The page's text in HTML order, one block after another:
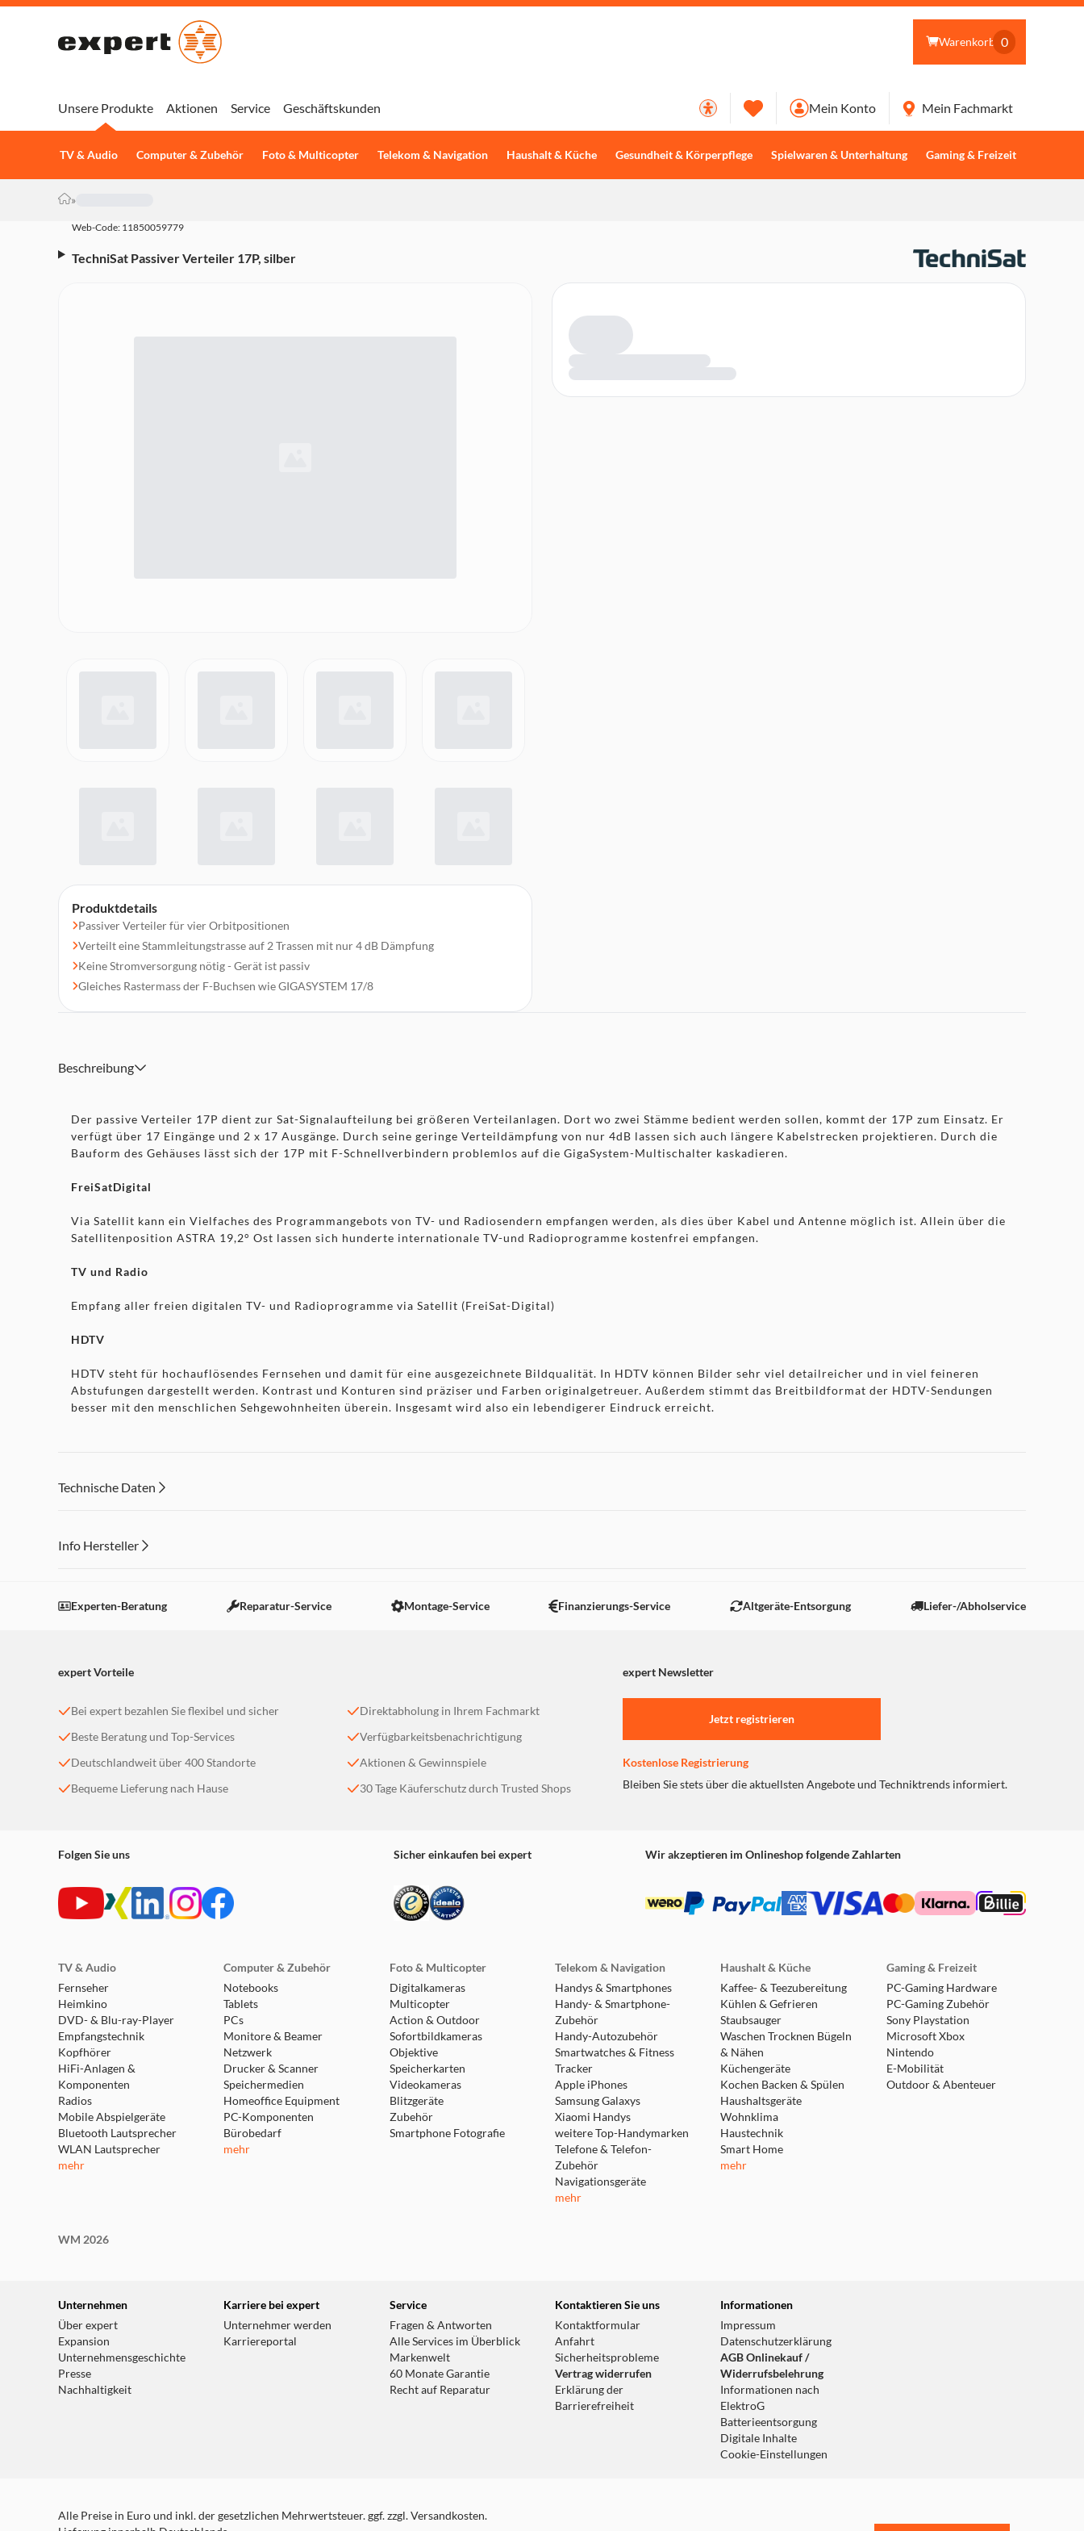
Warenkorb 0
Unsere Produkte
TV & Audio Computer & Zubehör Foto & Multicopter Telekom & Navigation Haushalt & Küche Gesundheit & Körperpflege Spielwaren & Unterhaltung Gaming & Freizeit
Aktionen Service Geschäftskunden Mein Konto Mein Fachmarkt
»
Web-Code: 11850059779
TechniSat Passiver Verteiler 17P, silber
Produktdetails
Passiver Verteiler für vier Orbitpositionen
Verteilt eine Stammleitungstrasse auf 2 Trassen mit nur 4 dB Dämpfung
Keine Stromversorgung nötig - Gerät ist passiv
Gleiches Rastermass der F-Buchsen wie GIGASYSTEM 17/8
Beschreibung
Der passive Verteiler 17P dient zur Sat-Signalaufteilung bei größeren Verteilanlagen. Dort wo zwei Stämme bedient werden sollen, kommt der 17P zum Einsatz. Er
verfügt über 17 Eingänge und 2 x 17 Ausgänge. Durch seine geringe Verteildämpfung von nur 4dB lassen sich auch längere Kabelstrecken projektieren. Durch die
Bauform des Gehäuses lässt sich der 17P mit F-Schnellverbindern problemlos auf die GigaSystem-Multischalter kaskadieren.
FreiSatDigital
Via Satellit kann ein Vielfaches des Programmangebots von TV- und Radiosendern empfangen werden, als dies über Kabel und Antenne möglich ist. Allein über die
Satellitenposition ASTRA 19,2° Ost lassen sich hunderte internationale TV-und Radioprogramme kostenfrei empfangen.
TV und Radio
Empfang aller freien digitalen TV- und Radioprogramme via Satellit (FreiSat-Digital)
HDTV
HDTV steht für hochauflösendes Fernsehen und damit für eine ausgezeichnete Bildqualität. In HDTV können Bilder sehr viel detailreicher und in viel feineren
Abstufungen dargestellt werden. Kontrast und Konturen sind präziser und Farben originalgetreuer. Außerdem stimmt das Breitbildformat der HDTV-Sendungen
besser mit den menschlichen Sehgewohnheiten überein. Insgesamt wird also ein lebendigerer Eindruck erreicht.
Technische Daten
Info Hersteller
Einstellungen anpassen
Experten-Beratung Reparatur-Service Montage-Service Finanzierungs-Service Altgeräte-Entsorgung Liefer-/Abholservice
expert Vorteile expert Newsletter
Bei expert bezahlen Sie flexibel und sicher
Beste Beratung und Top-Services
Deutschlandweit über 400 Standorte
Bequeme Lieferung nach Hause
Direktabholung in Ihrem Fachmarkt
Verfügbarkeitsbenachrichtigung
Aktionen & Gewinnspiele
30 Tage Käuferschutz durch Trusted Shops
Jetzt registrieren
Kostenlose Registrierung
Bleiben Sie stets über die aktuellsten Angebote und Techniktrends informiert.
Folgen Sie uns Sicher einkaufen bei expert Wir akzeptieren im Onlineshop folgende Zahlarten
TV & Audio
Fernseher
Heimkino
DVD- & Blu-ray-Player
Empfangstechnik
Kopfhörer
HiFi-Anlagen &
Komponenten
Radios
Mobile Abspielgeräte
Bluetooth Lautsprecher
WLAN Lautsprecher
mehr
Computer & Zubehör
Notebooks
Tablets
PCs
Monitore & Beamer
Netzwerk
Drucker & Scanner
Speichermedien
Homeoffice Equipment
PC-Komponenten
Bürobedarf
mehr
Foto & Multicopter
Digitalkameras
Multicopter
Action & Outdoor
Sofortbildkameras
Objektive
Speicherkarten
Videokameras
Blitzgeräte
Zubehör
Smartphone Fotografie
Telekom & Navigation
Handys & Smartphones
Handy- & Smartphone-
Zubehör
Handy-Autozubehör
Smartwatches & Fitness
Tracker
Apple iPhones
Samsung Galaxys
Xiaomi Handys
weitere Top-Handymarken
Telefone & Telefon-
Zubehör
Navigationsgeräte
mehr
Haushalt & Küche
Kaffee- & Teezubereitung
Kühlen & Gefrieren
Staubsauger
Waschen Trocknen Bügeln
& Nähen
Küchengeräte
Kochen Backen & Spülen
Haushaltsgeräte
Wohnklima
Haustechnik
Smart Home
mehr
Gaming & Freizeit
PC-Gaming Hardware
PC-Gaming Zubehör
Sony Playstation
Microsoft Xbox
Nintendo
E-Mobilität
Outdoor & Abenteuer
WM 2026
Unternehmen
Über expert
Expansion
Unternehmensgeschichte
Presse
Nachhaltigkeit
Karriere bei expert
Unternehmer werden
Karriereportal
Service
Fragen & Antworten
Alle Services im Überblick
Markenwelt
60 Monate Garantie
Recht auf Reparatur
Kontaktieren Sie uns
Kontaktformular
Anfahrt
Sicherheitsprobleme
Vertrag widerrufen
Erklärung der
Barrierefreiheit
Informationen
Impressum
Datenschutzerklärung
AGB Onlinekauf /
Widerrufsbelehrung
Informationen nach
ElektroG
Batterieentsorgung
Digitale Inhalte
Cookie-Einstellungen
Alle Preise in Euro und inkl. der gesetzlichen Mehrwertsteuer. ggf. zzgl. Versandkosten.